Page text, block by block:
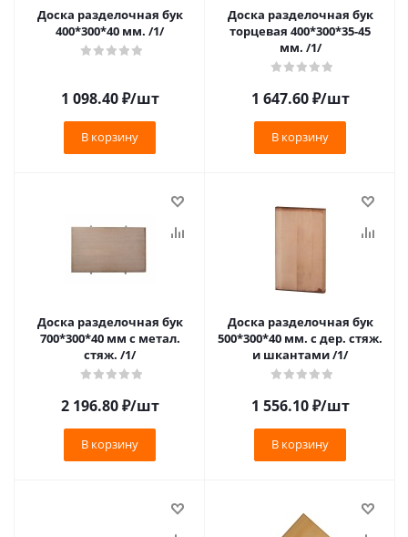
Доска разделочная бук
400*300*40 мм. /1/
1 098.40₽/шт
В корзину
Доска разделочная бук
торцевая 400*300*35-45
мм. /1/
1 647.60₽/шт
В корзину
Доска разделочная бук
700*300*40 мм с метал.
стяж. /1/
2 196.80₽/шт
В корзину
Доска разделочная бук
500*300*40 мм. с дер. стяж.
и шкантами /1/
1 556.10₽/шт
В корзину